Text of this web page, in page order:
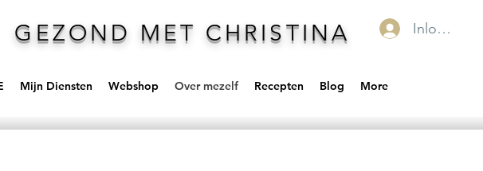
GEZOND MET CHRISTINA Inloggen
Mijn Diensten Webshop Over mezelf Recepten Blog More